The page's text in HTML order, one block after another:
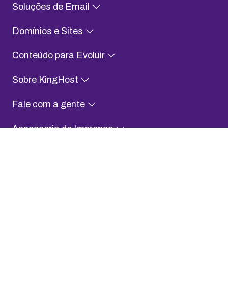
Soluções de Email
Domínios e Sites
Conteúdo para Evoluir
Sobre KingHost
Fale com a gente
Assessoria de Imprensa